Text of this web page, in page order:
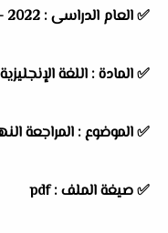
✅ العام الدراسى : 2022 - 2023
✅ المادة : اللغة الإنجليزية
✅ الموضوع : المراجعة
✅ صيغة الملف : pdf